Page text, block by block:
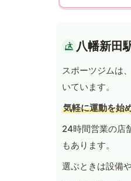
八幡新田
スポーツジムは、
いています。
気軽に運動を始
24時間営業の店
もあります。
選ぶときは設備